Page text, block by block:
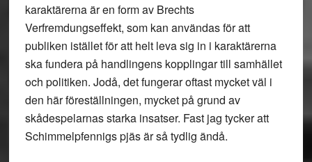
karaktärerna är en form av Brechts
Verfremdungseffekt, som kan användas för att
publiken istället för att helt leva sig in i karaktärerna
ska fundera på handlingens kopplingar till samhället
och politiken. Jodå, det fungerar oftast mycket väl i
den här föreställningen, mycket på grund av
skådespelarnas starka insatser. Fast jag tycker att
Schimmelpfennigs pjäs är så tydlig ändå.